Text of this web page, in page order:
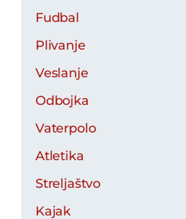
Fudbal
Plivanje
Veslanje
Odbojka
Vaterpolo
Atletika
Streljaštvo
Kajak